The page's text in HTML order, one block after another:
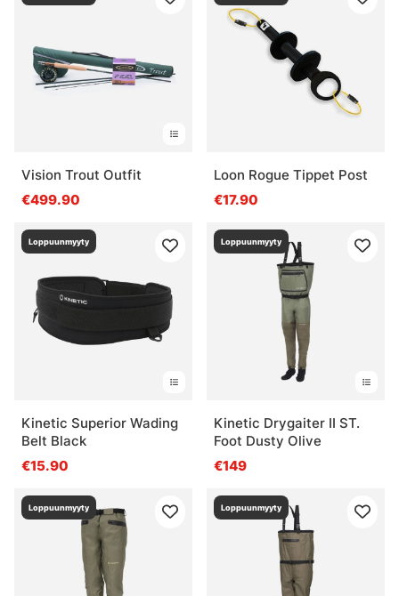
Vision Trout Outfit
€499.90
Loon Rogue Tippet Post
€17.90
Loppuunmyyty
Kinetic Superior Wading
Belt Black
€15.90
Loppuunmyyty
Kinetic Drygaiter II ST.
Foot Dusty Olive
€149
Loppuunmyyty Loppuunmyyty